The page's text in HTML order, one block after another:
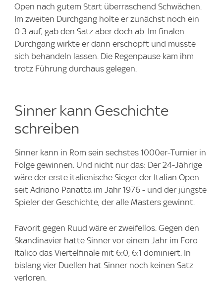
Open nach gutem Start überraschend Schwächen.
Im zweiten Durchgang holte er zunächst noch ein
0:3 auf, gab den Satz aber doch ab. Im finalen
Durchgang wirkte er dann erschöpft und musste
sich behandeln lassen. Die Regenpause kam ihm
trotz Führung durchaus gelegen.
Sinner kann Geschichte
schreiben
Sinner kann in Rom sein sechstes 1000er-Turnier in
Folge gewinnen. Und nicht nur das: Der 24-Jährige
wäre der erste italienische Sieger der Italian Open
seit Adriano Panatta im Jahr 1976 - und der jüngste
Spieler der Geschichte, der alle Masters gewinnt.
Favorit gegen Ruud wäre er zweifellos. Gegen den
Skandinavier hatte Sinner vor einem Jahr im Foro
Italico das Viertelfinale mit 6:0, 6:1 dominiert. In
bislang vier Duellen hat Sinner noch keinen Satz
verloren.